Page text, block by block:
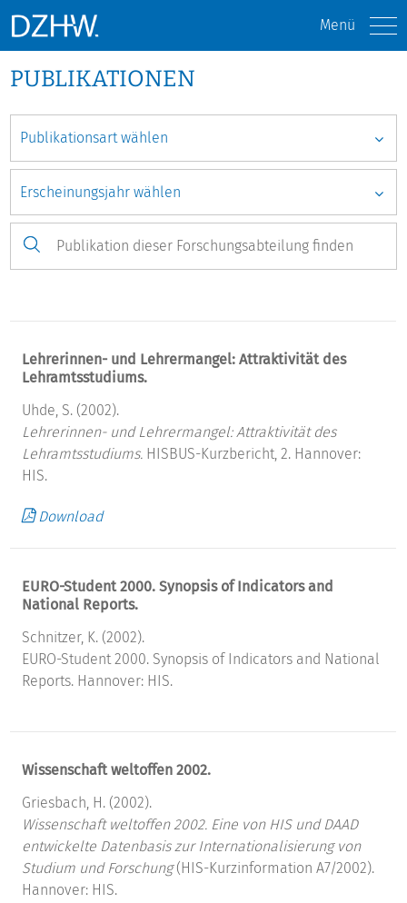
Menü
PUBLIKATIONEN
Lehrerinnen- und Lehrermangel: Attraktivität des
Lehramtsstudiums.
Uhde, S. (2002).
Lehrerinnen- und Lehrermangel: Attraktivität des
Lehramtsstudiums. HISBUS-Kurzbericht, 2. Hannover:
HIS.
Download
EURO-Student 2000. Synopsis of Indicators and
National Reports.
Schnitzer, K. (2002).
EURO-Student 2000. Synopsis of Indicators and National
Reports. Hannover: HIS.
Wissenschaft weltoffen 2002.
Griesbach, H. (2002).
Wissenschaft weltoffen 2002. Eine von HIS und DAAD
entwickelte Datenbasis zur Internationalisierung von
Studium und Forschung(HIS-Kurzinformation A7/2002).
Hannover: HIS.